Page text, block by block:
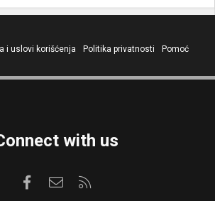
i uslovi korišćenja Politika privatnosti
Pomoć
with us
FacebookKontaktirajte nas